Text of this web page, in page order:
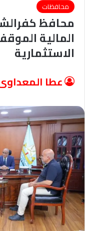
محافظات
محافظ
المالية
الاستثمارية
عطا